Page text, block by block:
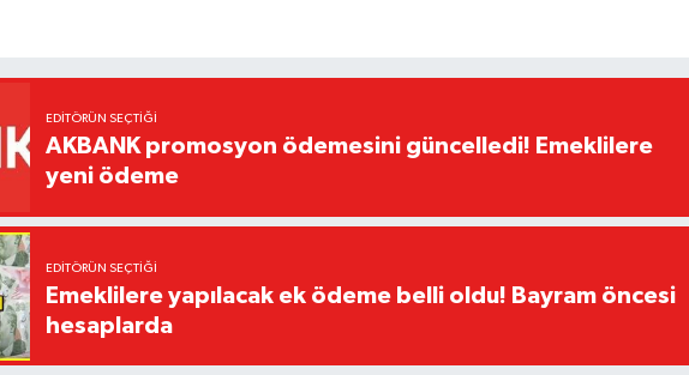
EDITÖRÜN SEÇTIĞI
AKBANK promosyon ödemesini güncelledi! Emeklilere
yeni ödeme
EDITÖRÜN SEÇTIĞI
Emeklilere yapılacak ek ödeme belli oldu! Bayram öncesi
hesaplarda